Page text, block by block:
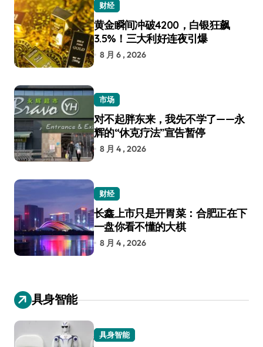
财经
黄金瞬间冲破4200，白银狂飙
3.5%！三大利好连夜引爆
8 月 6 , 2026
市场
对不起胖东来，我先不学了——永
辉的“休克疗法”宣告暂停
8 月 4 , 2026
财经
长鑫上市只是开胃菜：合肥正在下
一盘你看不懂的大棋
8 月 4 , 2026
具身智能
具身智能